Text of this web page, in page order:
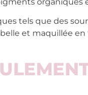
tels que des
et maquillée en